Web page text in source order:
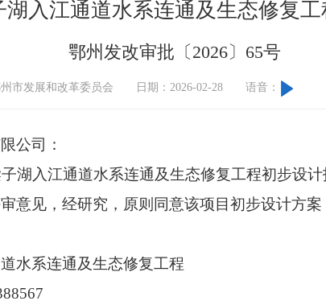
湖入江通道水系连通及生态修复
鄂州发改审批〔2026〕65号
市发展和改革委员会 日期：2026-02-28 语音：
公司：
湖入江通道水系连通及生态修复工程初步设
意见， 经研究，原则同意该项目初步设计方案
水系连通及生态修复工程